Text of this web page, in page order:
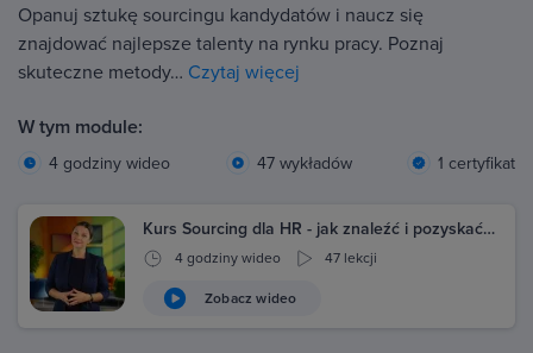
Opanuj sztukę sourcingu kandydatów i naucz się
znajdować najlepsze talenty na rynku pracy. Poznaj
skuteczne metody… Czytaj więcej
W tym module:
4 godziny wideo 47 wykładów 1 certyfikat
Kurs Sourcing dla HR - jak znaleźć i pozyskać…
4 godziny wideo 47 lekcji
Zobacz wideo